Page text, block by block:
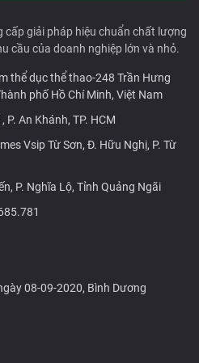
cấp giải pháp hiệu chuẩn chất lượng
cầu của doanh nghiệp lớn và nhỏ.
thể dục thể thao-248 Trần Hưng
phố Hồ Chí Minh, Việt Nam
An Khánh, TP. HCM
Vsip Từ Sơn, Đ. Hữu Nghị, P. Từ
P. Nghĩa Lộ, Tỉnh Quảng Ngãi
08-09-2020, Bình Dương